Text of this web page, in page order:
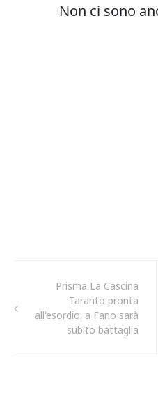
Prisma La Cascina
Taranto pronta
all'esordio: a Fano sarà
subito battaglia